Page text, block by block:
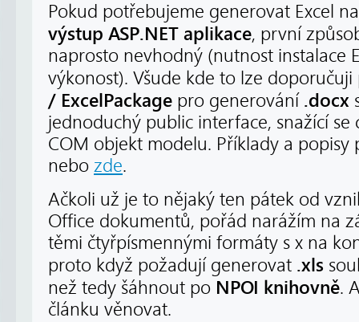
Pokud potřebujeme generovat Excel
výstup ASP.NET aplikace, první
naprosto nevhodný (nutnost instalace
výkonost). Všude kde to lze
/ ExcelPackage pro generování .docx
jednoduchý public interface, snažící se
COM objekt modelu. Příklady a
nebo zde.
Ačkoli už je to nějaký ten pátek od
Office dokumentů, pořád narážím na
těmi čtyřpísmennými formáty s x na
proto když požadují generovat .xls
než tedy šáhnout po NPOI knihovně.
článku věnovat.